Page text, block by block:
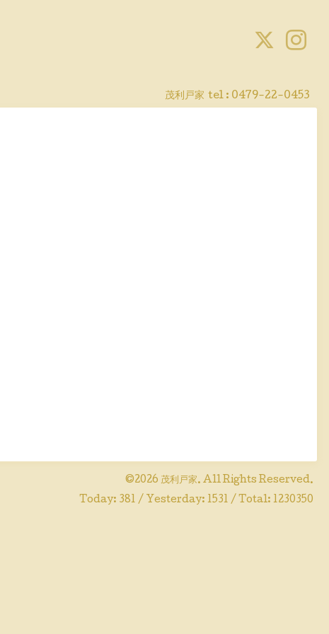
茂利戸家 tel : 0479-22-0453
©2026 茂利戸家. All Rights Reserved.
Today: 381 / Yesterday: 1531 / Total: 1230350